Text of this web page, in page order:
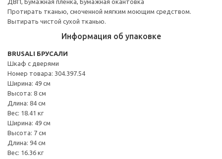
Протирать тканью, смоченной мягким моющим средством.
Вытирать чистой сухой тканью.
Информация об упаковке
BRUSALI БРУСАЛИ
Шкаф с дверями
Номер товара: 304.397.54
Ширина: 49 см
Высота: 8 см
Длина: 84 см
Вес: 18.41 кг
Ширина: 49 см
Высота: 7 см
Длина: 94 см
Вес: 16.36 кг